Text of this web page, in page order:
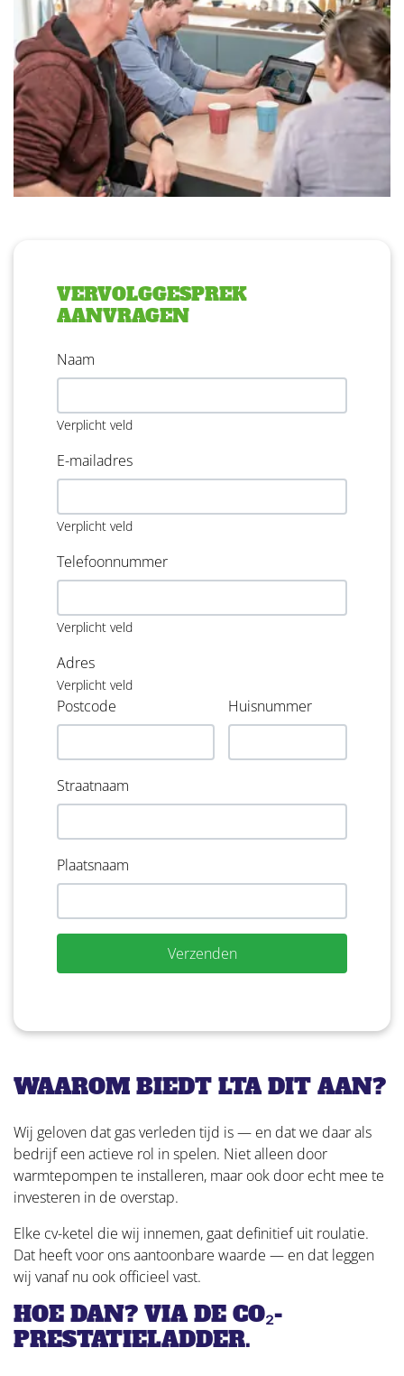
VERVOLGGESPREK
AANVRAGEN
Naam
Verplicht veld
E-mailadres
Verplicht veld
Telefoonnummer
Verplicht veld
Adres
Verplicht veld
Postcode Huisnummer
Straatnaam
Plaatsnaam
Verzenden
WAAROM BIEDT LTA DIT AAN?
Wij geloven dat gas verleden tijd is — en dat we daar als
bedrijf een actieve rol in spelen. Niet alleen door
warmtepompen te installeren, maar ook door echt mee te
investeren in de overstap.
Elke cv-ketel die wij innemen, gaat definitief uit roulatie.
Dat heeft voor ons aantoonbare waarde — en dat leggen
wij vanaf nu ook officieel vast.
HOE DAN? VIA DE CO₂-
PRESTATIELADDER.